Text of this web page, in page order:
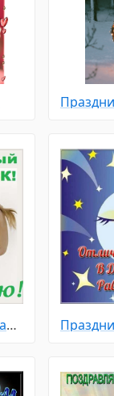
Праздники - Международный день девочек